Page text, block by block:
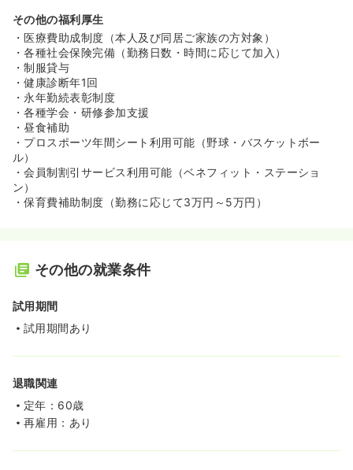
その他の福利厚生
・医療費助成制度（本人及び同居ご家族の方対象）
・各種社会保険完備（勤務日数・時間に応じて加入）
・制服貸与
・健康診断年1回
・永年勤続表彰制度
・各種学会・研修参加支援
・昼食補助
・プロスポーツ年間シート利用可能（野球・バスケットボー
ル）
・会員制割引サービス利用可能（ベネフィット・ステーショ
ン）
・保育費補助制度（勤務に応じて3万円～5万円）
その他の就業条件
試用期間
試用期間あり
退職関連
定年：60歳
再雇用：あり